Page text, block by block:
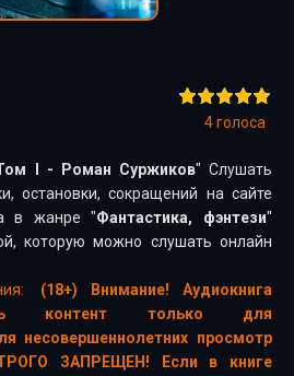
4голоса
I - Роман Суржиков" Слушать
остановки, сокращений на сайте
в жанре "Фантастика, фэнтези"
которую можно слушать онлайн
(18+) Внимание! Аудиокнига
контент только для
несовершеннолетних просмотр
ЗАПРЕЩЕН! Если в книге